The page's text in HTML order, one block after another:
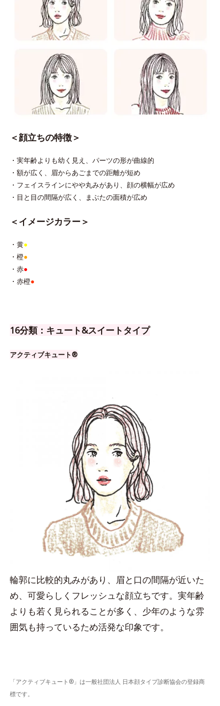
＜顔立ちの特徴＞
・実年齢よりも幼く見え、パーツの形が曲線的
・額が広く、眉からあごまでの距離が短め
・フェイスラインにやや丸みがあり、顔の横幅が広め
・目と目の間隔が広く、まぶたの面積が広め
＜イメージカラー＞
・黄●
・橙●
・赤●
・赤橙●
16分類：キュート&スイートタイプ
アクティブキュート®
輪郭に比較的丸みがあり、眉と口の間隔が近いた
め、可愛らしくフレッシュな顔立ちです。実年齢
よりも若く見られることが多く、少年のような雰
囲気も持っているため活発な印象です。
「アクティブキュート®」は一般社団法人 日本顔タイプ診断協会の登録商
標です。